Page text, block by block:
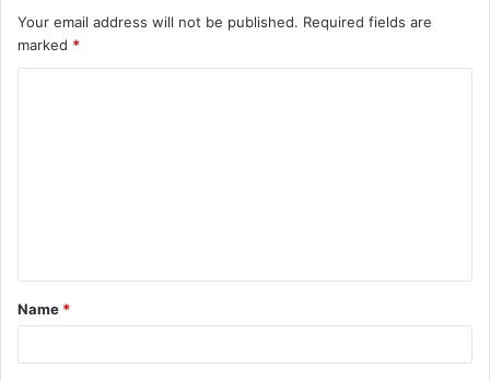
Your email address will not be published. Required fields are
marked *
t
*
Name *